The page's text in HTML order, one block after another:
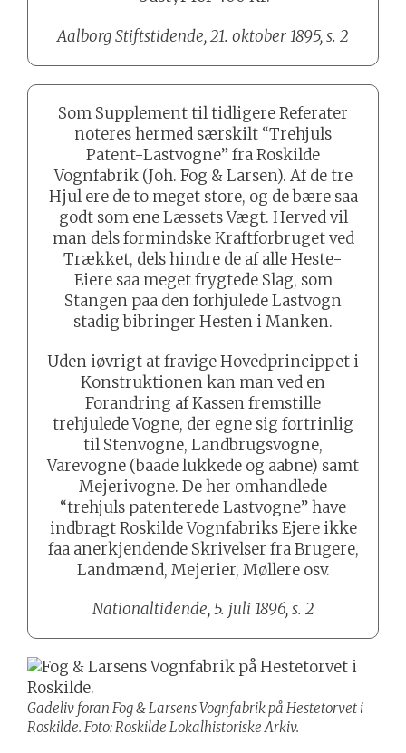
Aalborg Stiftstidende, 21. oktober 1895, s. 2
Som Supplement til tidligere Referater
noteres hermed særskilt “Trehjuls
Patent-Lastvogne” fra Roskilde
Vognfabrik (Joh. Fog & Larsen). Af de tre
Hjul ere de to meget store, og de bære saa
godt som ene Læssets Vægt. Herved vil
man dels formindske Kraftforbruget ved
Trækket, dels hindre de af alle Heste-
Eiere saa meget frygtede Slag, som
Stangen paa den forhjulede Lastvogn
stadig bibringer Hesten i Manken.
Uden iøvrigt at fravige Hovedprincippet i
Konstruktionen kan man ved en
Forandring af Kassen fremstille
trehjulede Vogne, der egne sig fortrinlig
til Stenvogne, Landbrugsvogne,
Varevogne (baade lukkede og aabne) samt
Mejerivogne. De her omhandlede
“trehjuls patenterede Lastvogne” have
indbragt Roskilde Vognfabriks Ejere ikke
faa anerkjendende Skrivelser fra Brugere,
Landmænd, Mejerier, Møllere osv.
Nationaltidende, 5. juli 1896, s. 2
Gadeliv foran Fog & Larsens Vognfabrik på Hestetorvet i
Roskilde. Foto: Roskilde Lokalhistoriske Arkiv.